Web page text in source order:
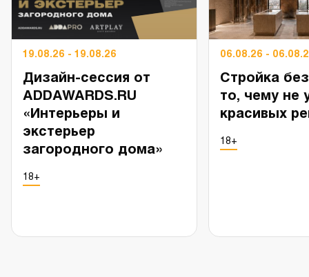
19.08.26 - 19.08.26
Дизайн-сессия от
ADDAWARDS.RU
«Интерьеры и
экстерьер
загородного дома»
18+
06.08.26 -
Стройка
то, чему не
красивых
18+